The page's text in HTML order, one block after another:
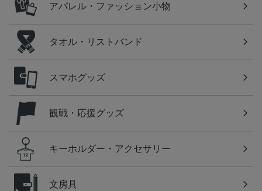
アパレル・ファッション小物
タオル・リストバンド
スマホグッズ
観戦・応援グッズ
キーホルダー・アクセサリー
文房具